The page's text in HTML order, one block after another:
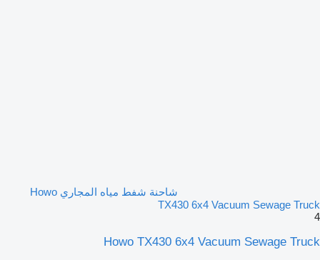
شاحنة شفط مياه المجاري Howo
TX430 6x4 Vacuum Sewage Truck
4
Howo TX430 6x4 Vacuum Sewage Truck